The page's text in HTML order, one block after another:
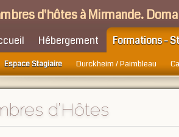
d'hôtes à Mirmande.
Hébergement Formations -
Espace Stagiaire Durckheim / Paimbleau
d’Hôtes